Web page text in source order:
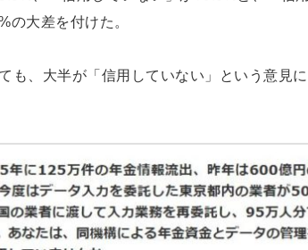
の大差を付けた。
も、大半が「信用していない」という意見に